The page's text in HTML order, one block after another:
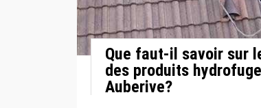
Que faut-il savoir sur
des produits
Auberive?